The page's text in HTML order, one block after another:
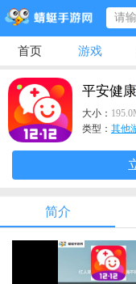
首页 游戏
专题
平安健康
大小：
类型： 其他
简介